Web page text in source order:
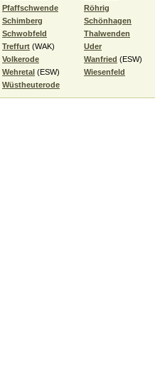
Pfaffschwende
Röhrig
Schimberg
Schönhagen
Schwobfeld
Thalwenden
Treffurt (WAK)
Uder
Volkerode
Wanfried (ESW)
Wehretal (ESW)
Wiesenfeld
Wüstheuterode